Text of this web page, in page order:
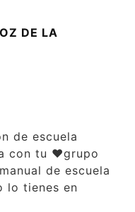
DE LA
de escuela
con tu ❤️grupo
de escuela
lo tienes en